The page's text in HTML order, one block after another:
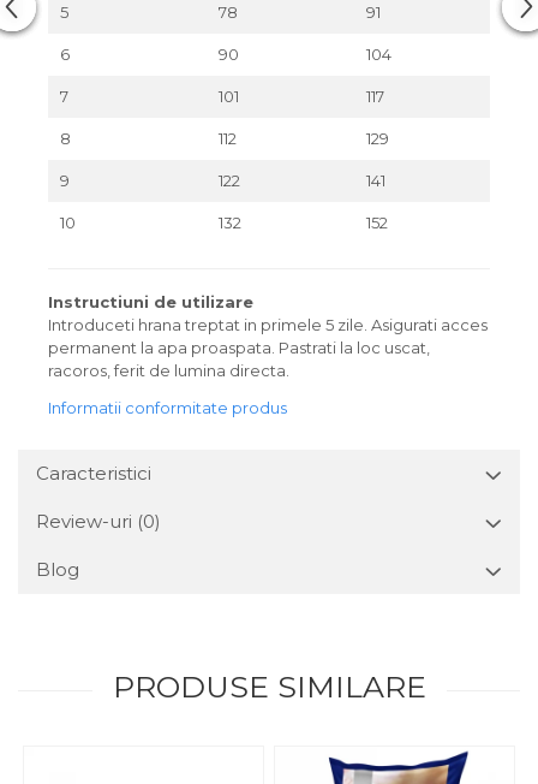
5 78 91
6 90 104
7 101 117
8 112 129
9 122 141
10 132 152
Instructiuni de utilizare
Introduceti hrana treptat in primele 5 zile. Asigurati acces
permanent la apa proaspata. Pastrati la loc uscat,
racoros, ferit de lumina directa.
Informatii conformitate produs
Caracteristici
Review-uri (0)
Blog
PRODUSE SIMILARE